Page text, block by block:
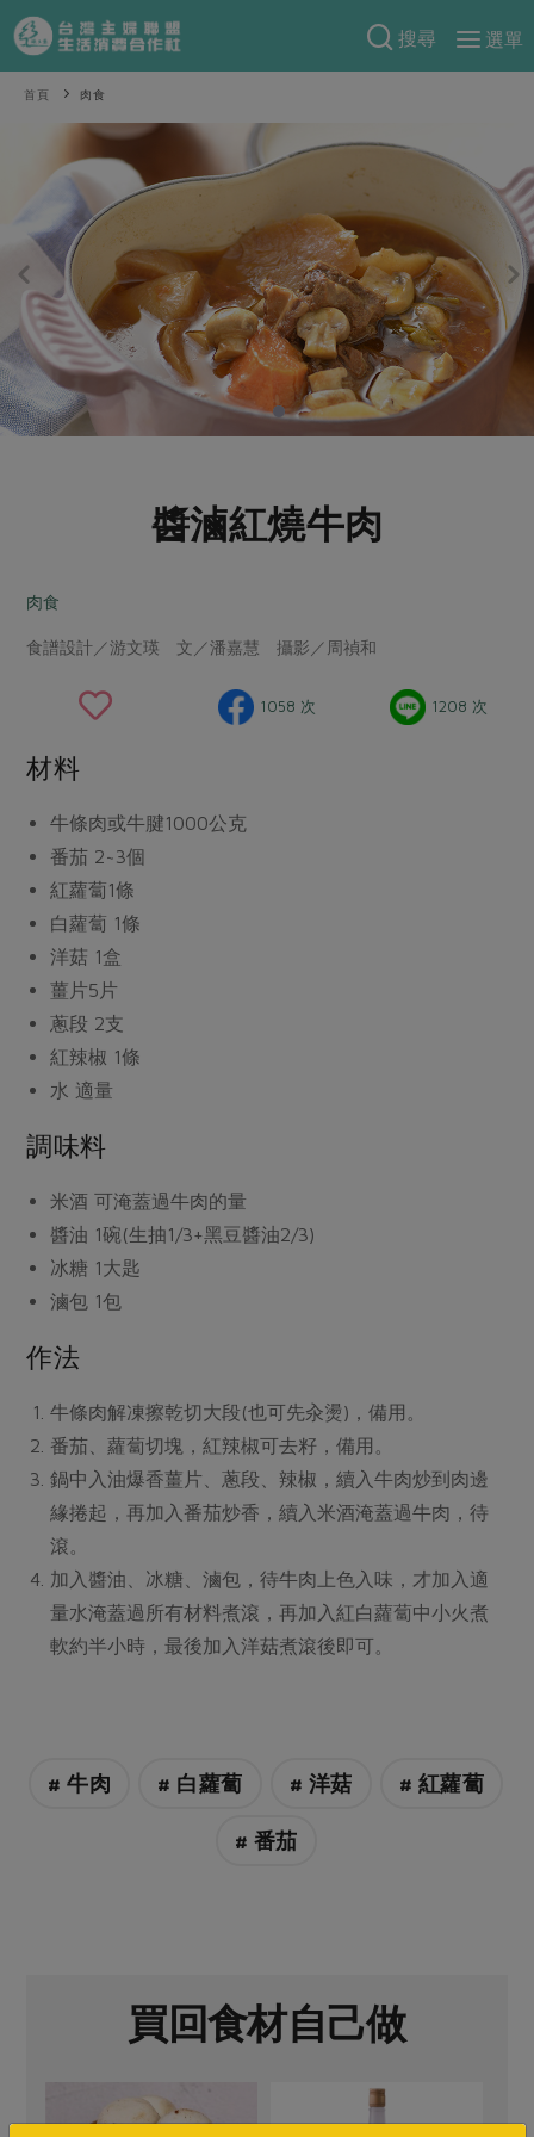
搜尋
選單
產品分類
當季蔬果
一籃菜
芽苗類 蕈菇類
辛香料類
奶蛋豆・五穀
乳製品
豆製品 米麵雜糧
水產
調理食材・點心
調味醬料/南北貨 烘焙
保健食品
居家好物
美妝保養
日用品
防災用品
最新產品
優惠專區
素食專區
樂齡友善
食譜料理
米食
麵食
肉食
海鮮
常備菜
湯品．鍋物
漬物
飲品
主題食譜
異國料理
年菜食譜
養身食補
節慶大餐
特別企畫
預購活動
把最好的台灣味帶回家！
防災用品預購圓滿結束
2026年端午節預購圓滿結束
更多預購活動
合作25-精選產品第四彈
合作25-精選產品第三彈
更多當季產品
議題活動
主婦聯盟X樂齡網特約優惠案
30%rPET紅烏龍茶
2024農業發展計畫年度報告
更多議題活動
把最好的台灣味帶回家！
綠主張
觀點文章
主婦食堂 一籃菜真心話
社內大小事 合作聯合國
親子食育
關注議題
減硝酸鹽 惜食
非基改運動 支持本土農糧
減添加物
公益金
更多議題
生活者e週報
綠主張月刊
典藏閱覽室
關於合作社
認識合作社
關於我們
產品檢驗
自主把關
檢驗報告
社員權益
合作社法規
社務專區
選舉專區
最新消息
媒體報導
地區活動
社務會議 地區活動
活動報下載
重要公告
首頁 肉食
醬滷紅燒牛肉
肉食
食譜設計／游文瑛 文／潘嘉慧 攝影／周禎和
1058 次 1208 次
材料
牛條肉或牛腱1000公克
番茄 2~3個
紅蘿蔔1條
白蘿蔔 1條
洋菇 1盒
薑片5片
蔥段 2支
紅辣椒 1條
水 適量
調味料
米酒可淹蓋過牛肉的量
醬油 1碗(生抽1/3+黑豆醬油2/3)
冰糖 1大匙
滷包 1包
作法
牛條肉解凍擦乾切大段(也可先汆燙)，備用。
番茄、蘿蔔切塊，紅辣椒可去籽，備用。
鍋中入油爆香薑片、蔥段、辣椒，續入牛肉炒到肉邊
緣捲起，再加入番茄炒香，續入米酒淹蓋過牛肉，待
滾。
加入醬油、冰糖、滷包，待牛肉上色入味，才加入適
量水淹蓋過所有材料煮滾，再加入紅白蘿蔔中小火煮
軟約半小時，最後加入洋菇煮滾後即可。
# 牛肉 # 白蘿蔔 # 洋菇 # 紅蘿蔔
# 番茄
買回食材自己做